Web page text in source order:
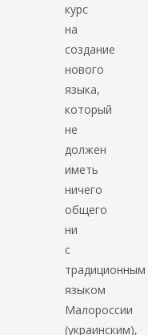
курс
на
создание
нового
языка,
который
не
должен
иметь
ничего
общего
ни
с
традиционным
языком
Малороссии
(украинским),